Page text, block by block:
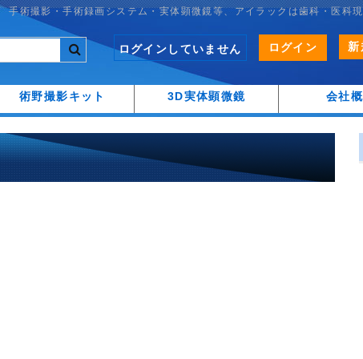
手術撮影・手術録画システム・実体顕微鏡等、アイラックは歯科・医科
ログインしていません ログイン 新
術野撮影キット 3D実体顕微鏡 会社